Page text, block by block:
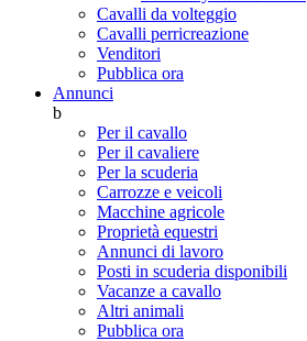
Cavalli da volteggio
Cavalli perricreazione
Venditori
Pubblica ora
Annunci
b
Per il cavallo
Per il cavaliere
Per la scuderia
Carrozze e veicoli
Macchine agricole
Proprietà equestri
Annunci di lavoro
Posti in scuderia disponibili
Vacanze a cavallo
Altri animali
Pubblica ora